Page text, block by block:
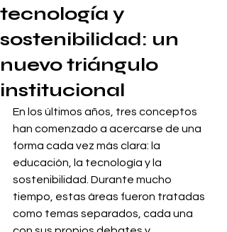
tecnología y
sostenibilidad: un
nuevo triángulo
institucional
En los últimos años, tres conceptos
han comenzado a acercarse de una
forma cada vez más clara: la
educación, la tecnología y la
sostenibilidad. Durante mucho
tiempo, estas áreas fueron tratadas
como temas separados, cada una